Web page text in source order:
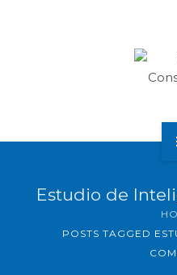
Nosotros
¿Que Necesitas?
Estudio de
POSTS TAGGED